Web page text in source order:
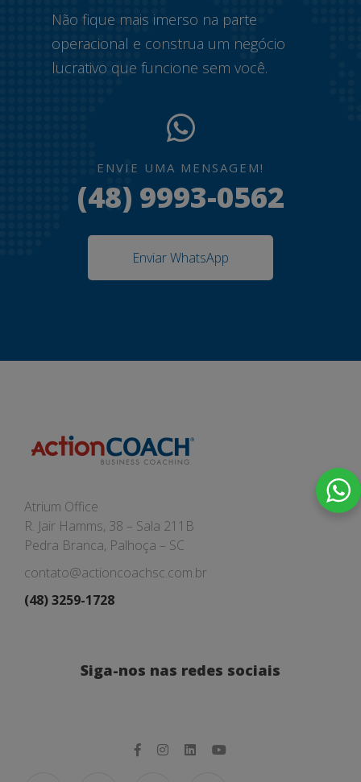
Não fique mais imerso na parte
operacional e construa um negócio
lucrativo que funcione sem você.
ENVIE UMA MENSAGEM!
(48) 9993-0562
Enviar WhatsApp
Atrium Office
R. Jair Hamms, 38 – Sala 211B
Pedra Branca, Palhoça – SC
contato@actioncoachsc.com.br
(48) 3259-1728
Siga-nos nas redes sociais